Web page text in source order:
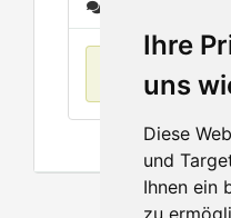
Ihre
uns
Diese
und
Ihnen ein
zu